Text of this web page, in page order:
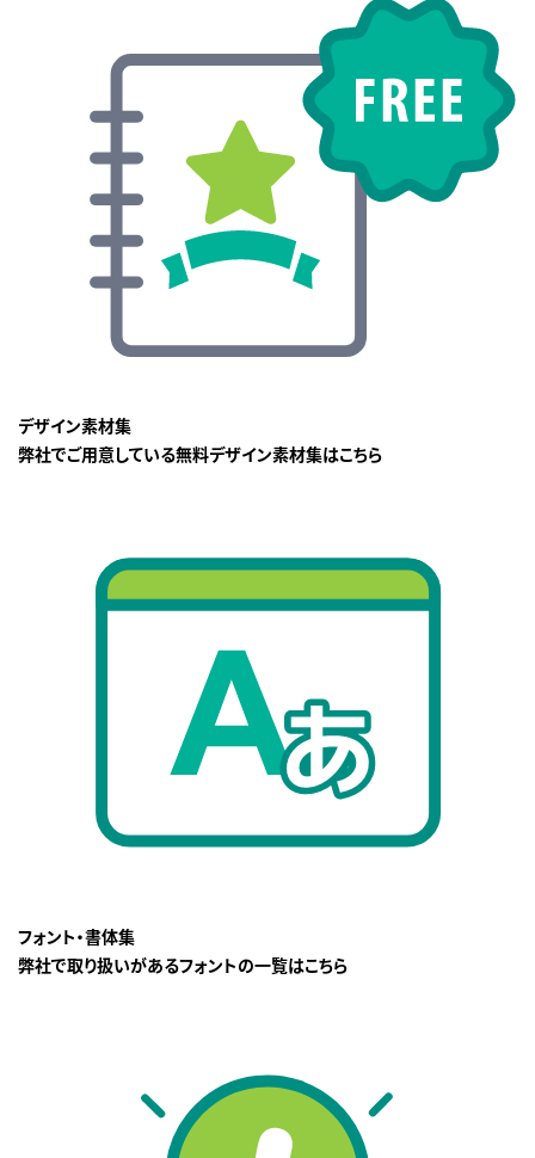
デザイン素材集
弊社でご用意している無料デザイン素材集はこちら
フォント・書体集
弊社で取り扱いがあるフォントの一覧はこちら